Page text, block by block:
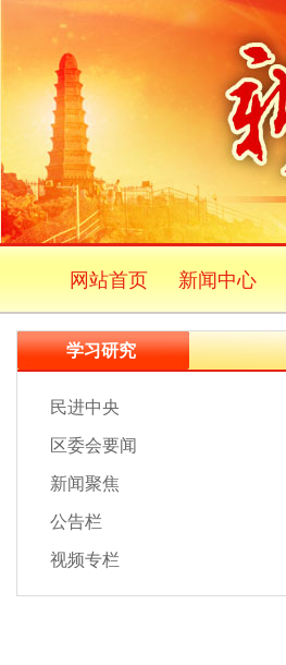
网站首页 新闻中心
学习研究
民进中央
区委会要闻
新闻聚焦
公告栏
视频专栏